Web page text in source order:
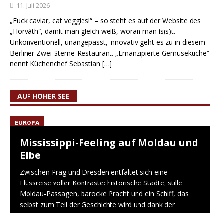
11. Juli 2026
„Fuck caviar, eat veggies!“ – so steht es auf der Website des
„Horváth“, damit man gleich weiß, woran man is(s)t.
Unkonventionell, unangepasst, innovativ geht es zu in diesem
Berliner Zwei-Sterne-Restaurant. „Emanzipierte Gemüseküche“
nennt Küchenchef Sebastian […]
AUF HOHER SEE
EUROPA
Mississippi-Feeling auf Moldau und
Elbe
Zwischen Prag und Dresden entfaltet sich eine
Flussreise voller Kontraste: historische Städte, stille
Moldau-Passagen, barocke Pracht und ein Schiff, das
selbst zum Teil der Geschichte wird und dank der